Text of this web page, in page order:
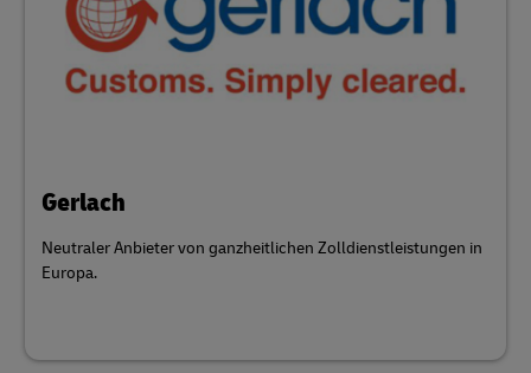
Gerlach
Neutraler Anbieter von ganzheitlichen Zolldienstleistungen in
Europa.